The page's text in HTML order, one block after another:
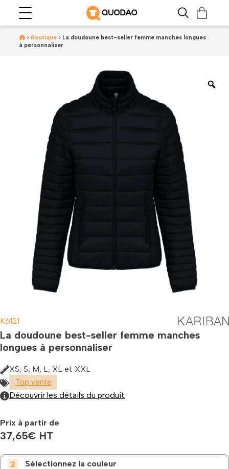
> Boutique > La doudoune best-seller femme manches longues
à personnaliser
K6121
La doudoune best-seller femme manches
longues à personnaliser
XS, S, M, L, XL et XXL
Top vente
Découvrir les détails du produit
Prix à partir de
37,65€ HT
Sélectionnez la couleur